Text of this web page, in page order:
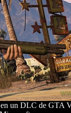
en un DLC de GTA